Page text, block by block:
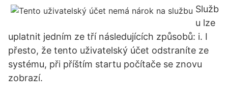
Služb
u lze
uplatnit jedním ze tří následujících způsobů: i. I
přesto, že tento uživatelský účet odstraníte ze
systému, při příštím startu počítače se znovu
zobrazí.